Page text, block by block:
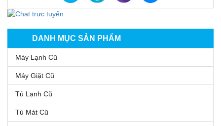
DANH MỤC SẢN PHẨM
Máy Lạnh Cũ
Máy Giặt Cũ
Tủ Lạnh Cũ
Tủ Mát Cũ